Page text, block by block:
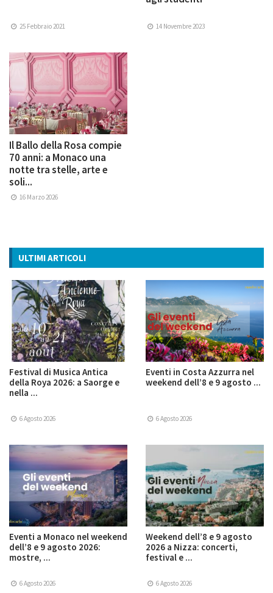
25 Febbraio 2021 14 Novembre 2023
Il Ballo della Rosa compie
70 anni: a Monaco una
notte tra stelle, arte e
soli...
16 Marzo 2026
ULTIMI ARTICOLI
Festival di Musica Antica
della Roya 2026: a Saorge e
nella ...
6 Agosto 2026
Eventi in Costa Azzurra nel
weekend dell’8 e 9 agosto ...
6 Agosto 2026
Eventi a Monaco nel weekend
dell’8 e 9 agosto 2026:
mostre, ...
6 Agosto 2026
Weekend dell’8 e 9 agosto
2026 a Nizza: concerti,
festival e ...
6 Agosto 2026